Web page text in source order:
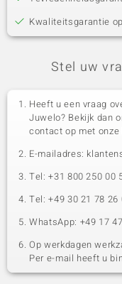
Kwaliteitsgarantie
Stel uw
Heeft u een vraag
Juwelo? Bekijk dan
contact op met
E-mailadres:
Tel: +31 800 250 00
Tel: +49 30 21 78 26
WhatsApp: +49 17
Op werkdagen
Per e-mail heeft u